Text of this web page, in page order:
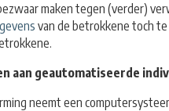
maken tegen (verder)
van de betrokkene toch
aan geautomatiseerde
neemt een